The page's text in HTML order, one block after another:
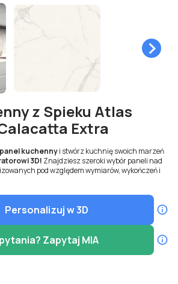
z Spieku Atlas
Extra
panel kuchennyi stwórz kuchnię swoich marzeń
3D! Znajdziesz szeroki wybór paneli nad
pod względem wymiarów, wykończeń i
Personalizuj w 3D
Zapytaj MIA